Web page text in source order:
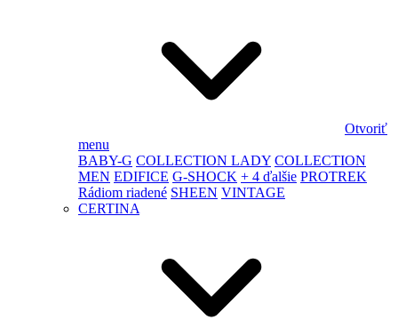
Otvoriť
menu
BABY-G COLLECTION LADY COLLECTION
MEN EDIFICE G-SHOCK + 4 ďalšie PROTREK
Rádiom riadené SHEEN VINTAGE
CERTINA